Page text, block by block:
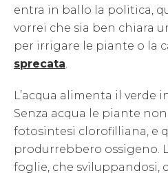
entra in ballo la politica,
vorrei che sia ben chiara
per irrigare le piante o la
sprecata.
L’acqua alimenta il verde
Senza acqua le piante
fotosintesi clorofilliana, e
produrrebbero ossigeno.
foglie, che sviluppandosi,